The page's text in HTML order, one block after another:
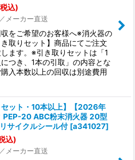
込)
メーカー直送
をご希望のお客様へ※消火器の
取りセット】商品にてご注文
ます。※引き取りセットは「1
つき、1本の引取」の内容とな
入本数以上の回収は別途費用
セット・10本以上】【2026年
PEP-20 ABC粉末消火器 20型
サイクルシール付 [a341027]
込)
メーカー直送